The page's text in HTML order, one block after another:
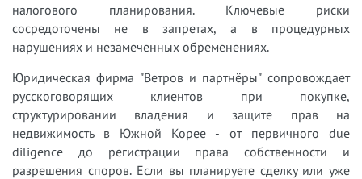
налогового планирования. Ключевые риски
сосредоточены не в запретах, а в процедурных
нарушениях и незамеченных обременениях.
Юридическая фирма "Ветров и партнёры" сопровождает
русскоговорящих клиентов при покупке,
структурировании владения и защите прав на
недвижимость в Южной Корее - от первичного due
diligence до регистрации права собственности и
разрешения споров. Если вы планируете сделку или уже